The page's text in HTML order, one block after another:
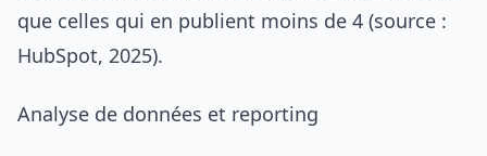
que celles qui en publient moins de 4 (source :
HubSpot, 2025).
Analyse de données et reporting